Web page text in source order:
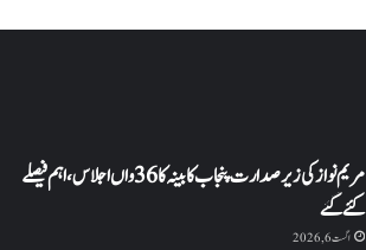
مریم نواز کی زیر صدارت پنجاب کابینہ کا 36واں اجلاس،اہم فیصلے
کئے گئے
اگست 6, 2026